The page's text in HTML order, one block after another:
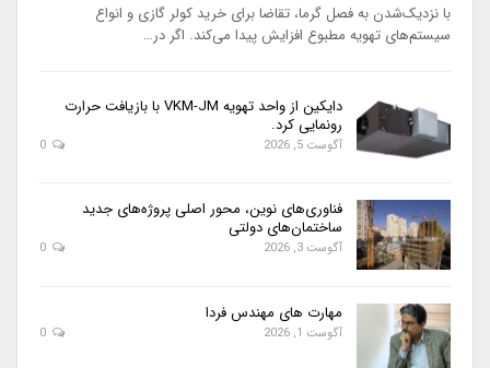
با نزدیک‌شدن به فصل گرما، تقاضا برای خرید کولر گازی و انواع
سیستم‌های تهویه مطبوع افزایش پیدا می‌کند. اگر در…
دایکین از واحد تهویه VKM-JM با بازیافت حرارت
رونمایی کرد.
آگوست 5, 2026
فناوری‌های نوین، محور اصلی پروژه‌های جدید
ساختمان‌های دولتی
آگوست 3, 2026
مهارت های مهندس فردا
آگوست 1, 2026